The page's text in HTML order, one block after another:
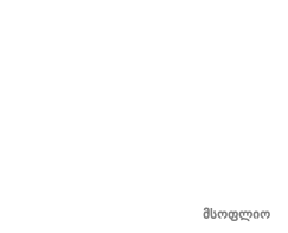
მსოფლიო